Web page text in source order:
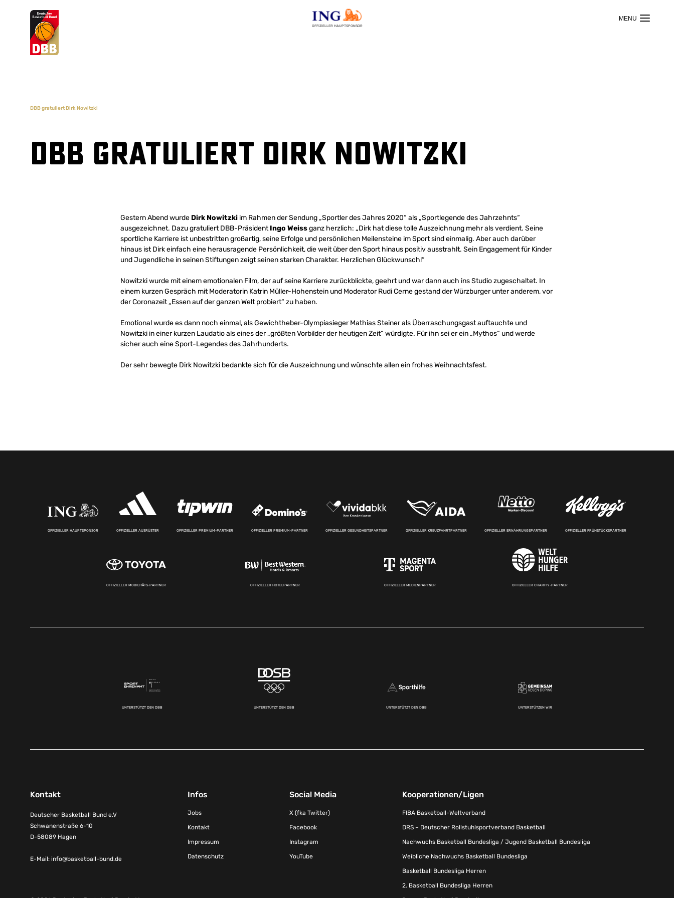
OFFIZIELLER HAUPTSPONSOR
Suchvorschläge
DBB gratuliert Dirk Nowitzki
DBB gratuliert Dirk Nowitzki
Gestern Abend wurde Dirk Nowitzki im Rahmen der Sendung „Sportler des Jahres 2020“ als „Sportlegende des Jahrzehnts“
ausgezeichnet. Dazu gratuliert DBB-PräsidentIngo Weissganz herzlich: „Dirk hat diese tolle Auszeichnung mehr als verdient. Seine
sportliche Karriere ist unbestritten großartig, seine Erfolge und persönlichen Meilensteine im Sport sind einmalig. Aber auch darüber
hinaus ist Dirk einfach eine herausragende Persönlichkeit, die weit über den Sport hinaus positiv ausstrahlt. Sein Engagement für Kinder
und Jugendliche in seinen Stiftungen zeigt seinen starken Charakter. Herzlichen Glückwunsch!“
Nowitzki wurde mit einem emotionalen Film, der auf seine Karriere zurückblickte, geehrt und war dann auch ins Studio zugeschaltet. In
einem kurzen Gespräch mit Moderatorin Katrin Müller-Hohenstein und Moderator Rudi Cerne gestand der Würzburger unter anderem, vor
der Coronazeit „Essen auf der ganzen Welt probiert“ zu haben.
Emotional wurde es dann noch einmal, als Gewichtheber-Olympiasieger Mathias Steiner als Überraschungsgast auftauchte und
Nowitzki in einer kurzen Laudatio als eines der „größten Vorbilder der heutigen Zeit“ würdigte. Für ihn sei er ein „Mythos“ und werde
sicher auch eine Sport-Legendes des Jahrhunderts.
Der sehr bewegte Dirk Nowitzki bedankte sich für die Auszeichnung und wünschte allen ein frohes Weihnachtsfest.
OFFIZIELLER HAUPTSPONSOR OFFIZIELLER AUSRÜSTER OFFIZIELLER PREMIUM-PARTNER OFFIZIELLER PREMIUM-PARTNER OFFIZIELLER GESUNDHEITSPARTNER OFFIZIELLER KREUZFAHRTPARTNER OFFIZIELLER ERNÄHRUNGSPARTNER OFFIZIELLER FRÜHSTÜCKSPARTNER
OFFIZIELLER MOBILITÄTS-PARTNER OFFIZIELLER HOTELPARTNER OFFIZIELLER MEDIENPARTNER OFFIZIELLER CHARITY-PARTNER
UNTERSTÜTZT DEN DBB UNTERSTÜTZT DEN DBB UNTERSTÜTZT DEN DBB UNTERSTÜTZEN WIR
Kontakt
Deutscher Basketball Bund e.V
Schwanenstraße 6-10
D-58089 Hagen
E-Mail: info@basketball-bund.de
Infos
Jobs
Kontakt
Impressum
Datenschutz
Social Media
X (fka Twitter)
Facebook
Instagram
YouTube
Kooperationen/Ligen
FIBA Basketball-Weltverband
DRS – Deutscher Rollstuhlsportverband Basketball
Nachwuchs Basketball Bundesliga / Jugend Basketball Bundesliga
Weibliche Nachwuchs Basketball Bundesliga
Basketball Bundesliga Herren
2. Basketball Bundesliga Herren